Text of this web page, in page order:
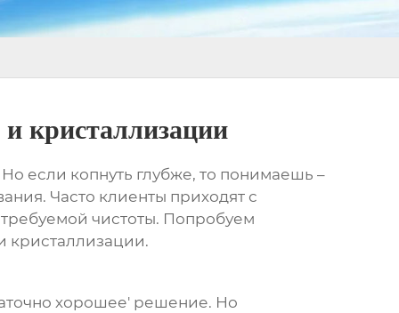
кристаллизации
если копнуть глубже, то понимаешь –
Часто клиенты приходят с
чистоты. Попробуем
кристаллизации.
хорошее' решение. Но